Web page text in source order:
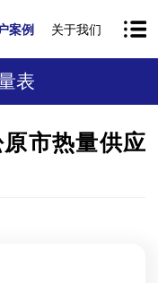
案例 关于我们
表
市热量供应